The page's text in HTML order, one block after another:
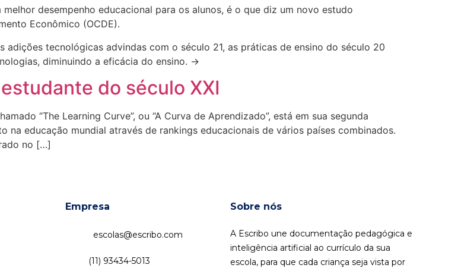
desempenho educacional para os alunos, é o que diz um novo estudo
Econômico (OCDE).
tecnológicas advindas com o século 21, as práticas de ensino do século 20
diminuindo a eficácia do ensino. →
do século XXI
“The Learning Curve”, ou “A Curva de Aprendizado”, está em sua segunda
educação mundial através de rankings educacionais de vários países combinados.
no […]
Empresa
escolas@escribo.com
(11) 93434-5013
Sobre nós
A Escribo une documentação pedagógica e
inteligência artificial ao currículo da sua
escola, para que cada criança seja vista por